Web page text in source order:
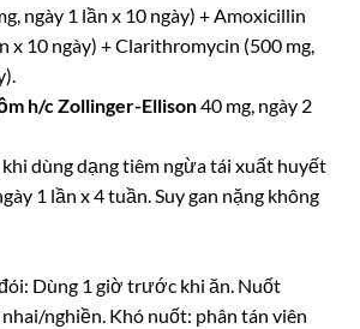
ngày 1 lần x 10 ngày) + Amoxicillin
x 10 ngày) + Clarithromycin (500 mg,
h/c Zollinger-Ellison40 mg, ngày 2
dùng dạng tiêm ngừa tái xuất huyết
1 lần x 4 tuần. Suy gan nặng không
Dùng 1 giờ trước khi ăn. Nuốt
nghiền. Khó nuốt: phân tán viên